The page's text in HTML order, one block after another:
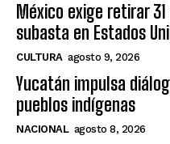
México exige retirar
subasta en Estados
CULTURA agosto 9, 2026
Yucatán impulsa
pueblos indígenas
NACIONAL agosto 8, 2026